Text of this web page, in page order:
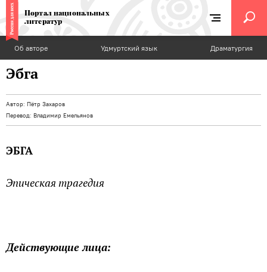
Портал национальных
литератур
Об авторе Удмуртский язык Драматургия
Эбга
Автор: Пётр Захаров
Перевод: Владимир Емельянов
ЭБГА
Эпическая трагедия
Действующие лица: